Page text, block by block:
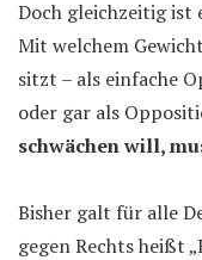
Doch gleichzeitig ist
Mit welchem
sitzt – als einfache
oder gar als
schwächen will,
Bisher galt für alle
gegen Rechts heißt